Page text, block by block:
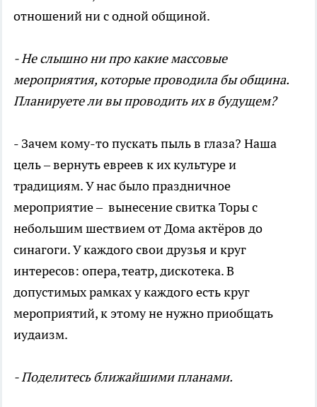
отношений ни с одной общиной.
- Не слышно ни про какие массовые
мероприятия, которые проводила бы община.
Планируете ли вы проводить их в будущем?
- Зачем кому-то пускать пыль в глаза? Наша
цель – вернуть евреев к их культуре и
традициям. У нас было праздничное
мероприятие – вынесение свитка Торы с
небольшим шествием от Дома актёров до
синагоги. У каждого свои друзья и круг
интересов: опера, театр, дискотека. В
допустимых рамках у каждого есть круг
мероприятий, к этому не нужно приобщать
иудаизм.
- Поделитесь ближайшими планами.